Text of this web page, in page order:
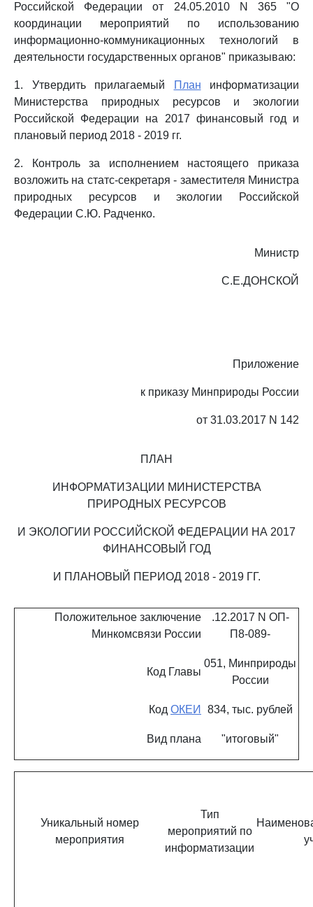
Российской Федерации от 24.05.2010 N 365 "О
координации мероприятий по использованию
информационно-коммуникационных технологий в
деятельности государственных органов" приказываю:
1. Утвердить прилагаемый План информатизации
Министерства природных ресурсов и экологии
Российской Федерации на 2017 финансовый год и
плановый период 2018 - 2019 гг.
2. Контроль за исполнением настоящего приказа
возложить на статс-секретаря - заместителя Министра
природных ресурсов и экологии Российской
Федерации С.Ю. Радченко.
Министр
С.Е.ДОНСКОЙ
Приложение
к приказу Минприроды России
от 31.03.2017 N 142
ПЛАН
ИНФОРМАТИЗАЦИИ МИНИСТЕРСТВА
ПРИРОДНЫХ РЕСУРСОВ
И ЭКОЛОГИИ РОССИЙСКОЙ ФЕДЕРАЦИИ НА 2017
ФИНАНСОВЫЙ ГОД
И ПЛАНОВЫЙ ПЕРИОД 2018 - 2019 ГГ.
Положительное заключение
Минкомсвязи России
.12.2017 N ОП-
П8-089-
Код Главы
051, Минприроды
России
Код ОКЕИ 834, тыс. рублей
Вид плана "итоговый"
Уникальный номер
мероприятия
Тип
мероприятий по
информатизации